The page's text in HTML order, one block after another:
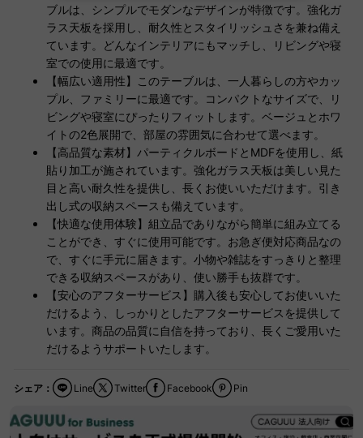
ブルは、シンプルでモダンなデザインが特徴です。強化ガ
ラス天板を採用し、耐久性とスタイリッシュさを兼ね備え
ています。どんなインテリアにもマッチし、リビングや寝
室での使用に最適です。
【幅広い適用性】このテーブルは、一人暮らしの方やカッ
プル、ファミリーに最適です。コンパクトなサイズで、リ
ビングや寝室にぴったりフィットします。ベージュとホワ
イトの2色展開で、部屋の雰囲気に合わせて選べます。
【高品質な素材】パーティクルボードとMDFを使用し、紙
貼り加工が施されています。強化ガラス天板は美しい見た
目と高い耐久性を提供し、長くお使いいただけます。引き
出し式の収納スペースも備えています。
【快適な使用体験】組立品でありながら簡単に組み立てる
ことができ、すぐに使用可能です。お急ぎ便対応商品なの
で、すぐに手元に届きます。小物や雑誌をすっきりと整理
できる収納スペースがあり、使い勝手も抜群です。
【安心のアフターサービス】購入後も安心してお使いいた
だけるよう、しっかりとしたアフターサービスを提供して
います。商品の品質に自信を持っており、長くご愛用いた
だけるようサポートいたします。
シェア： Facebook
Twitter Pin
Line